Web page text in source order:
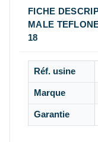
FICHE
MALE
18
Réf. usine
Marque
Garantie